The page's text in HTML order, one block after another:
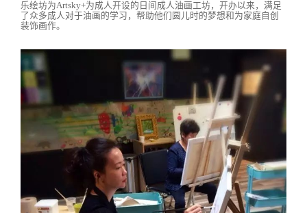
乐绘坊为Artsky+为成人开设的日间成人油画工坊，开办以来，满足
了众多成人对于油画的学习，帮助他们圆儿时的梦想和为家庭自创
装饰画作。